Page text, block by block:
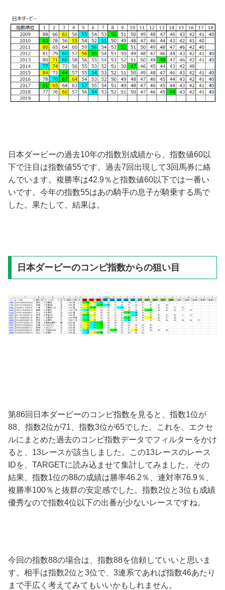
日本ダービーの過去10年の指数別成績から、指数値60以
下で注目は指数値55です。過去7回出現して3回馬券に絡
んでいます。複勝率は42.9％と指数値60以下では一番い
いです。今年の指数55はあの騎手の息子が騎乗する馬で
した。果たして、結果は。
日本ダービーのコンピ指数からの狙い目
第86回日本ダービーのコンピ指数を見ると、指数1位が
88、指数2位が71、指数3位が65でした。これを、エクセ
ルにまとめた過去のコンピ指数データでフィルターをかけ
ると、13レースが該当しました。この13レースのレース
IDを、TARGETに読み込ませて集計してみました。その
結果、指数1位の88の成績は勝率46.2％、連対率76.9％、
複勝率100％と抜群の安定感でした。指数2位と3位も成績
優秀なので指数4位以下の出番が少ないレースですね。
今回の指数88の場合は、指数88を信頼していいと思いま
す。相手は指数2位と3位で、3連系であれば指数46あたり
まで手広く考えてみてもいいかもしれません。